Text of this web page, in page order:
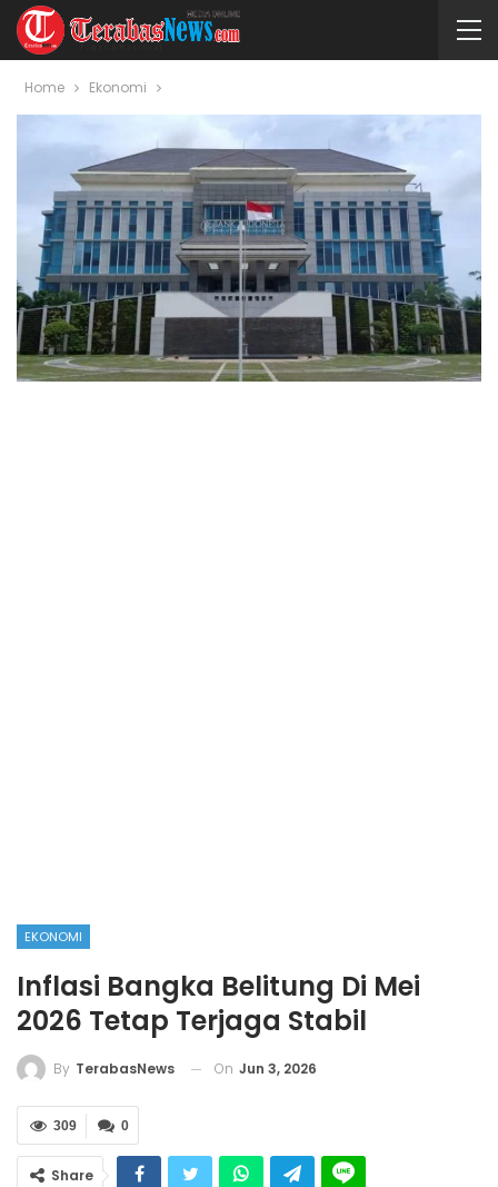
Home Ekonomi
EKONOMI
Inflasi Bangka Belitung Di Mei
2026 Tetap Terjaga Stabil
By TerabasNews On Jun 3, 2026
0
309
Share